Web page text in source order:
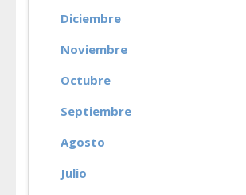
Diciembre
Noviembre
Octubre
Septiembre
Agosto
Julio